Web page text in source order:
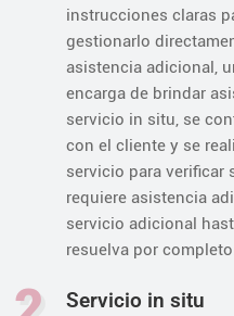
instrucciones claras
gestionarlo
asistencia adicional,
encarga de brindar
servicio in situ, se
con el cliente y se
servicio para verificar
requiere asistencia
servicio adicional
resuelva por
Servicio in situ